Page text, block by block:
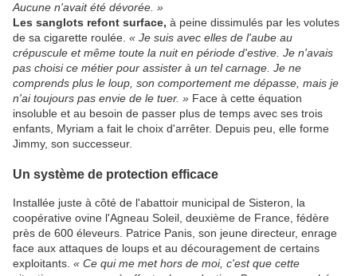
Aucune n'avait été dévorée. »
Les sanglots refont surface, à peine dissimulés par les volutes
de sa cigarette roulée. « Je suis avec elles de l'aube au
crépuscule et même toute la nuit en période d'estive. Je n'avais
pas choisi ce métier pour assister à un tel carnage. Je ne
comprends plus le loup, son comportement me dépasse, mais je
n'ai toujours pas envie de le tuer. » Face à cette équation
insoluble et au besoin de passer plus de temps avec ses trois
enfants, Myriam a fait le choix d'arrêter. Depuis peu, elle forme
Jimmy, son successeur.
Un système de protection efficace
Installée juste à côté de l'abattoir municipal de Sisteron, la
coopérative ovine l'Agneau Soleil, deuxième de France, fédère
près de 600 éleveurs. Patrice Panis, son jeune directeur, enrage
face aux attaques de loups et au découragement de certains
exploitants. « Ce qui me met hors de moi, c'est que cette